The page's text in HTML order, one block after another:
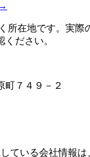
所在地です。実際
ださい。
町７４９－２
ている会社情報は